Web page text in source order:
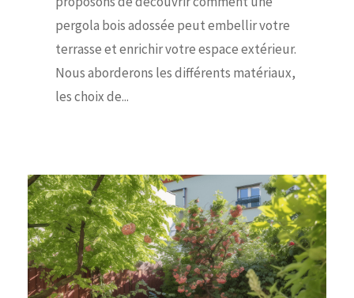
pergola bois adossée peut embellir votre
terrasse et enrichir votre espace extérieur.
Nous aborderons les différents matériaux,
les choix de...